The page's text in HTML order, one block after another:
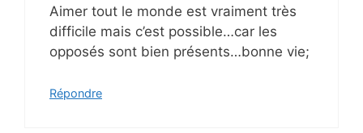
Aimer tout le monde est vraiment très
difficile mais c’est possible…car les
opposés sont bien présents…bonne vie;
Répondre